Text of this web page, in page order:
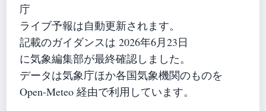
庁
ライブ予報は自動更新されます。
記載のガイダンスは 2026年6月23日
に気象編集部が最終確認しました。
データは気象庁ほか各国気象機関のものを
Open-Meteo 経由で利用しています。